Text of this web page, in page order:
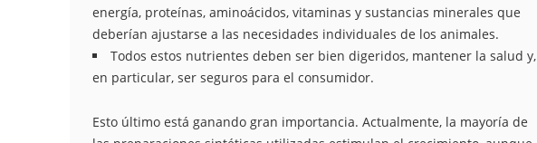
energía, proteínas, aminoácidos, vitaminas y sustancias minerales que
deberían ajustarse a las necesidades individuales de los animales.
Todos estos nutrientes deben ser bien digeridos, mantener la salud y,
en particular, ser seguros para el consumidor.
Esto último está ganando gran importancia. Actualmente, la mayoría de